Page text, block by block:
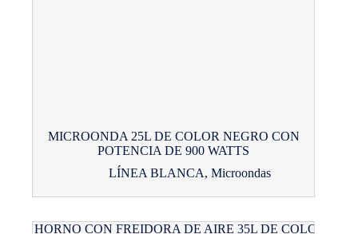
MICROONDA 25L DE COLOR NEGRO CON
POTENCIA DE 900 WATTS
LÍNEA BLANCA, Microondas